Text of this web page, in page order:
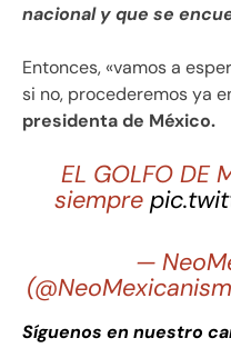
nacional y que se
Entonces, «vamos a
si no, procederemos ya
presidenta de México.
EL GOLFO DE
siempre
—
Síguenos en nuestro